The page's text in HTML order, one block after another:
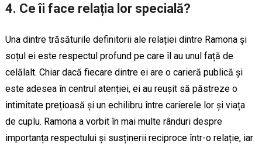
4. Ce îi face relația lor specială?
Una dintre trăsăturile definitorii ale relației dintre Ramona și
soțul ei este respectul profund pe care îl au unul față de
celălalt. Chiar dacă fiecare dintre ei are o carieră publică și
este adesea în centrul atenției, ei au reușit să păstreze o
intimitate prețioasă și un echilibru între carierele lor și viața
de cuplu. Ramona a vorbit în mai multe rânduri despre
importanța respectului și susținerii reciproce într-o relație, iar